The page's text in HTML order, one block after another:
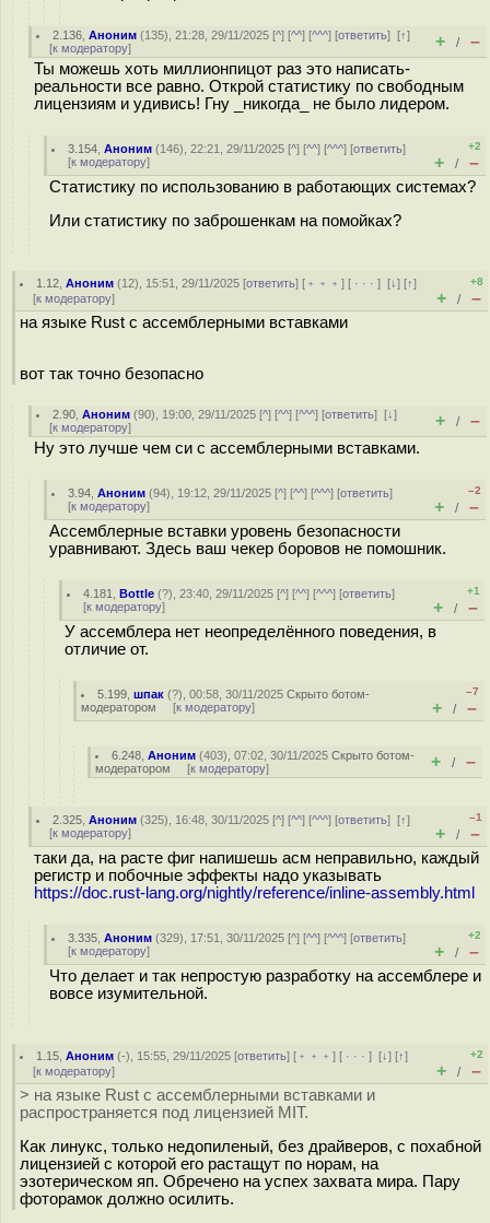
2.136 ,Аноним (135), 21:28, 29/11/2025 [^] [^^] [^^^] [ответить][↑]
[к модератору] + / –
Ты можешь хоть миллионпицот раз это написать-
реальности все равно. Открой статистику по свободным
лицензиям и удивись! Гну _никогда_ не было лидером.
3.154 ,Аноним (146), 22:21, 29/11/2025 [^] [^^] [^^^] [ответить]
[к модератору]
+2
+ / –
Статистику по использованию в работающих системах?
Или статистику по заброшенкам на помойках?
1.12 ,Аноним (12), 15:51, 29/11/2025 [ответить] [ ﹢﹢﹢] [ · · ·][↓] [↑]
[к модератору]
+8
+ / –
на языке Rust с ассемблерными вставками
вот так точно безопасно
2.90 ,Аноним (90), 19:00, 29/11/2025 [^] [^^] [^^^] [ответить][↓]
[к модератору] + / –
Ну это лучше чем си с ассемблерными вставками.
3.94 ,Аноним (94), 19:12, 29/11/2025 [^] [^^] [^^^] [ответить]
[к модератору]
–2
+ / –
Ассемблерные вставки уровень безопасности
уравнивают. Здесь ваш чекер боровов не помошник.
4.181 ,Bottle (?), 23:40, 29/11/2025 [^] [^^] [^^^] [ответить]
[к модератору]
+1
+ / –
У ассемблера нет неопределённого поведения, в
отличие от.
5.199 ,шпак (?), 00:58, 30/11/2025Скрыто ботом-
модератором [к модератору]
–7
+ / –
6.248 ,Аноним (403), 07:02, 30/11/2025Скрыто ботом-
модератором [к модератору] + / –
2.325 ,Аноним (325), 16:48, 30/11/2025 [^] [^^] [^^^] [ответить][↑]
[к модератору]
–1
+ / –
таки да, на расте фиг напишешь асм неправильно, каждый
регистр и побочные эффекты надо указывать
https://doc.rust-lang.org/nightly/reference/inline-assembly.html
3.335 ,Аноним (329), 17:51, 30/11/2025 [^] [^^] [^^^] [ответить]
[к модератору]
+2
+ / –
Что делает и так непростую разработку на ассемблере и
вовсе изумительной.
1.15 ,Аноним (-), 15:55, 29/11/2025 [ответить] [ ﹢﹢﹢] [ · · ·][↓] [↑]
[к модератору]
+2
+ / –
> на языке Rust с ассемблерными вставками и
распространяется под лицензией MIT.
Как линукс, только недопиленый, без драйверов, с похабной
лицензией с которой его растащут по норам, на
эзотерическом яп. Обречено на успех захвата мира. Пару
фоторамок должно осилить.